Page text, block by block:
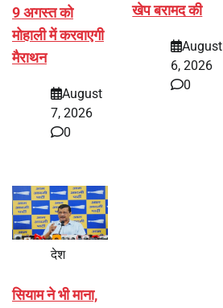
9 अगस्त को
मोहाली में करवाएगी
मैराथन
August
7, 2026
0
खेप बरामद की
August
6, 2026
0
देश
सियाम ने भी माना,